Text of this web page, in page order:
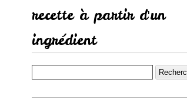
recette à partir d'un
ingrédient